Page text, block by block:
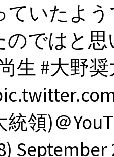
ていたよ
のではと
生 #大野
領)＠